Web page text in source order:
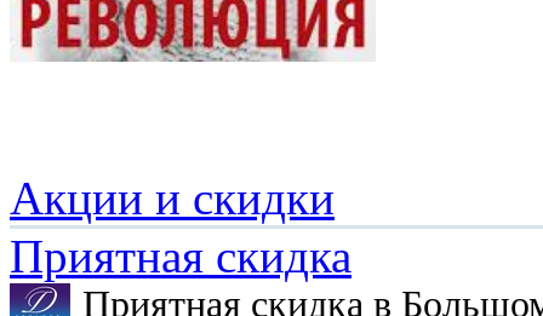
Акции и скидки
Приятная скидка
Приятная скидка в